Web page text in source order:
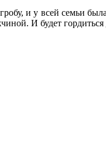
и у всей семьи
И будет гордиться